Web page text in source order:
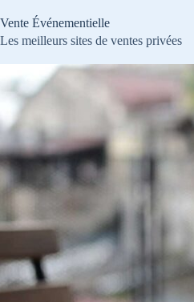
au
contenu
Vente Événementielle
Les meilleurs sites de ventes privées